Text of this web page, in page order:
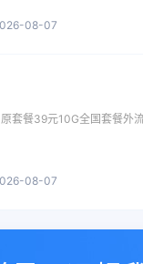
08-07
套餐39元10G全国套餐外
08-07